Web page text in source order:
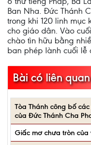
Ban Nha. Đức Thánh
trong khi 120 linh mục
cho giáo dân. Vào
chào tìn hữu bằng
ban phép lành cuối lễ
Bài có liên quan
Tòa Thánh công bố
của Đức Thánh Cha
Giấc mơ chưa tròn của